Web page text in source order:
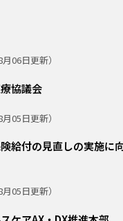
月06日更新）
協議会
月05日更新）
給付の見直しの実施に
月05日更新）